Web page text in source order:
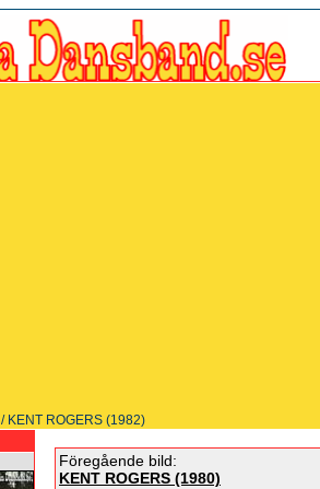
/ KENT ROGERS (1982)
Föregående bild:
KENT ROGERS (1980)